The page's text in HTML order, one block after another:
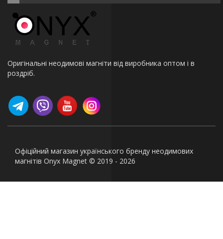
Оригінальні неодимові магніти від виробника оптом і в
роздріб.
Офіційний магазин українського бренду неодимових
магнітів Onyx Magnet © 2019 - 2026